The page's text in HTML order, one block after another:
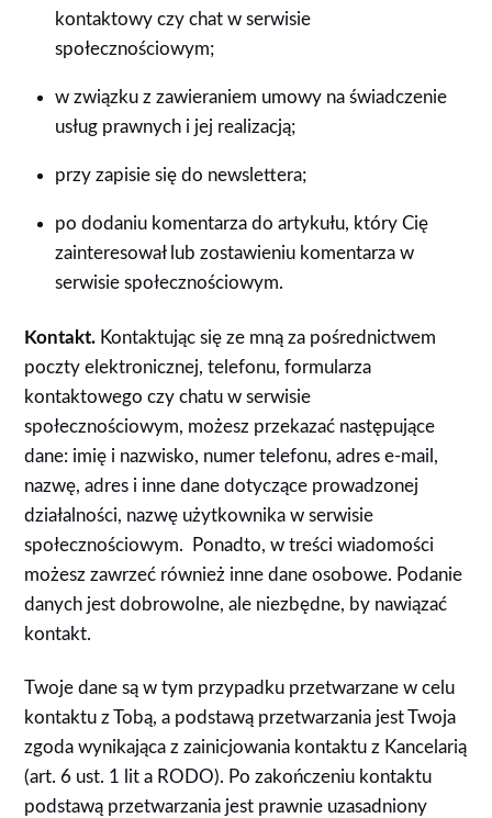
kontaktowy czy chat w serwisie
społecznościowym;
w związku z zawieraniem umowy na świadczenie
usług prawnych i jej realizacją;
przy zapisie się do newslettera;
po dodaniu komentarza do artykułu, który Cię
zainteresował lub zostawieniu komentarza w
serwisie społecznościowym.
Kontakt. Kontaktując się ze mną za pośrednictwem
poczty elektronicznej, telefonu, formularza
kontaktowego czy chatu w serwisie
społecznościowym, możesz przekazać następujące
dane: imię i nazwisko, numer telefonu, adres e-mail,
nazwę, adres i inne dane dotyczące prowadzonej
działalności, nazwę użytkownika w serwisie
społecznościowym. Ponadto, w treści wiadomości
możesz zawrzeć również inne dane osobowe. Podanie
danych jest dobrowolne, ale niezbędne, by nawiązać
kontakt.
Twoje dane są w tym przypadku przetwarzane w celu
kontaktu z Tobą, a podstawą przetwarzania jest Twoja
zgoda wynikająca z zainicjowania kontaktu z Kancelarią
(art. 6 ust. 1 lit a RODO). Po zakończeniu kontaktu
podstawą przetwarzania jest prawnie uzasadniony